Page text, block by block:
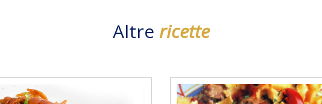
Altre ricette